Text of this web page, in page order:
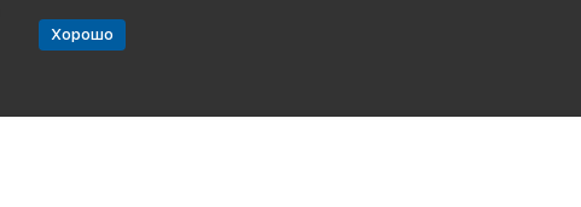
Хорошо